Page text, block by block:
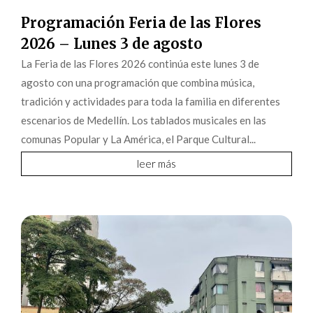
Programación Feria de las Flores
2026 – Lunes 3 de agosto
La Feria de las Flores 2026 continúa este lunes 3 de
agosto con una programación que combina música,
tradición y actividades para toda la familia en diferentes
escenarios de Medellín. Los tablados musicales en las
comunas Popular y La América, el Parque Cultural...
leer más